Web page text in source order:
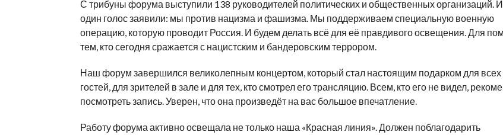
С трибуны форума выступили 138 руководителей политических и общественных организаций.
один голос заявили: мы против нацизма и фашизма. Мы поддерживаем специальную военную
операцию, которую проводит Россия. И будем делать всё для её правдивого освещения. Для
тем, кто сегодня сражается с нацистским и бандеровским террором.
Наш форум завершился великолепным концертом, который стал настоящим подарком для всех
гостей, для зрителей в зале и для тех, кто смотрел его трансляцию. Всем, кто его не видел,
посмотреть запись. Уверен, что она произведёт на вас большое впечатление.
Работу форума активно освещала не только наша «Красная линия». Должен поблагодарить